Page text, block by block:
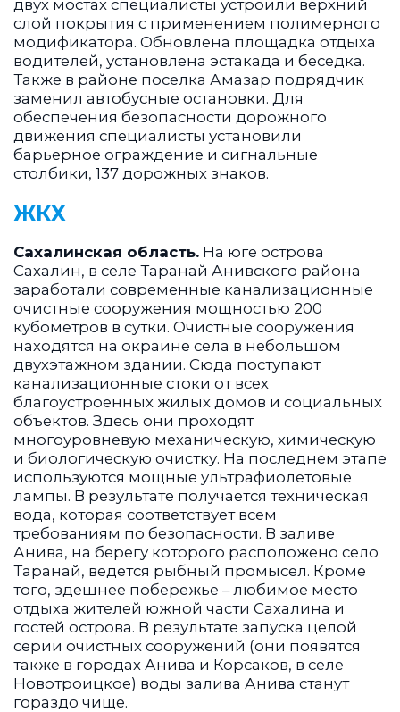
двух мостах специалисты устроили верхний
слой покрытия с применением полимерного
модификатора. Обновлена площадка отдыха
водителей, установлена эстакада и беседка.
Также в районе поселка Амазар подрядчик
заменил автобусные остановки. Для
обеспечения безопасности дорожного
движения специалисты установили
барьерное ограждение и сигнальные
столбики, 137 дорожных знаков.
ЖКХ
Сахалинская область. На юге острова
Сахалин, в селе Таранай Анивского района
заработали современные канализационные
очистные сооружения мощностью 200
кубометров в сутки. Очистные сооружения
находятся на окраине села в небольшом
двухэтажном здании. Сюда поступают
канализационные стоки от всех
благоустроенных жилых домов и социальных
объектов. Здесь они проходят
многоуровневую механическую, химическую
и биологическую очистку. На последнем этапе
используются мощные ультрафиолетовые
лампы. В результате получается техническая
вода, которая соответствует всем
требованиям по безопасности. В заливе
Анива, на берегу которого расположено село
Таранай, ведется рыбный промысел. Кроме
того, здешнее побережье – любимое место
отдыха жителей южной части Сахалина и
гостей острова. В результате запуска целой
серии очистных сооружений (они появятся
также в городах Анива и Корсаков, в селе
Новотроицкое) воды залива Анива станут
гораздо чище.